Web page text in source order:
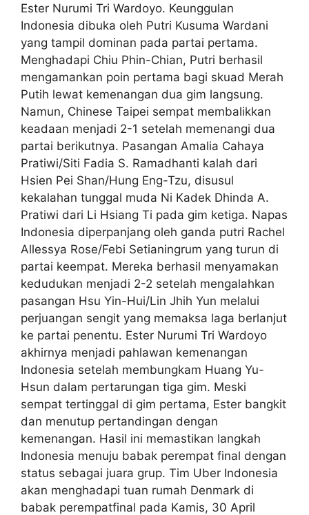
Ester Nurumi Tri Wardoyo. Keunggulan
Indonesia dibuka oleh Putri Kusuma Wardani
yang tampil dominan pada partai pertama.
Menghadapi Chiu Phin-Chian, Putri berhasil
mengamankan poin pertama bagi skuad Merah
Putih lewat kemenangan dua gim langsung.
Namun, Chinese Taipei sempat membalikkan
keadaan menjadi 2-1 setelah memenangi dua
partai berikutnya. Pasangan Amalia Cahaya
Pratiwi/Siti Fadia S. Ramadhanti kalah dari
Hsien Pei Shan/Hung Eng-Tzu, disusul
kekalahan tunggal muda Ni Kadek Dhinda A.
Pratiwi dari Li Hsiang Ti pada gim ketiga. Napas
Indonesia diperpanjang oleh ganda putri Rachel
Allessya Rose/Febi Setianingrum yang turun di
partai keempat. Mereka berhasil menyamakan
kedudukan menjadi 2-2 setelah mengalahkan
pasangan Hsu Yin-Hui/Lin Jhih Yun melalui
perjuangan sengit yang memaksa laga berlanjut
ke partai penentu. Ester Nurumi Tri Wardoyo
akhirnya menjadi pahlawan kemenangan
Indonesia setelah membungkam Huang Yu-
Hsun dalam pertarungan tiga gim. Meski
sempat tertinggal di gim pertama, Ester bangkit
dan menutup pertandingan dengan
kemenangan. Hasil ini memastikan langkah
Indonesia menuju babak perempat final dengan
status sebagai juara grup. Tim Uber Indonesia
akan menghadapi tuan rumah Denmark di
babak perempatfinal pada Kamis, 30 April